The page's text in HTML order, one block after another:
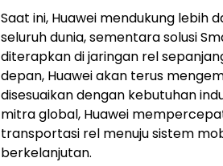
Saat ini, Huawei mendukung lebih
seluruh dunia, sementara solusi
diterapkan di jaringan rel
depan, Huawei akan terus
disesuaikan dengan kebutuhan
mitra global, Huawei
transportasi rel menuju sistem
berkelanjutan.